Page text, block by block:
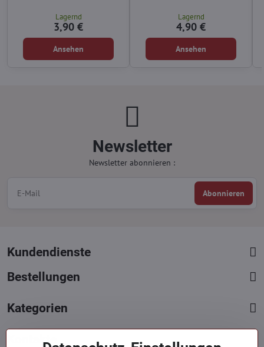
Lagernd
3,90 €
Ansehen
bleiben sollen und gleichzeitig
hohen Komfort bieten.
Lagernd
4,90 €
Ansehen
Newsletter
Newsletter abonnieren :
Abonnieren
Kundendienste
Bestellungen
Kategorien
Kontakte